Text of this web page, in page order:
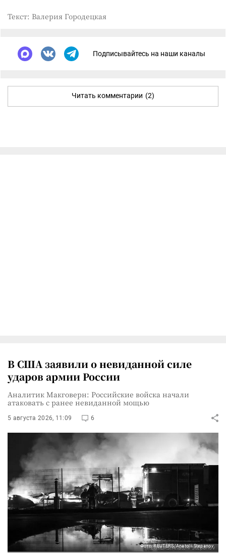
Текст: Валерия Городецкая
Подписывайтесь на наши каналы
Читать комментарии (2)
В США заявили о невиданной силе
ударов армии России
Аналитик Макговерн: Российские войска начали
атаковать с ранее невиданной мощью
5 августа 2026, 11:09 6
Фото: REUTERS/Anatolii Stepanov